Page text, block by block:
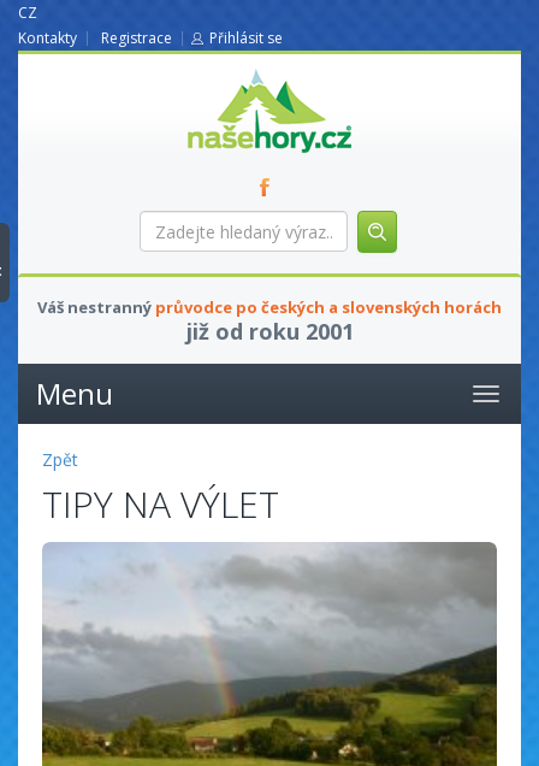
CZ
Kontakty
Registrace Přihlásit se
nasehory.cz
Zadejte
hledaný
Váš nestranný průvodce po českých a slovenských horách
již od roku 2001
Menu
Zpět
TIPY NA VÝLET